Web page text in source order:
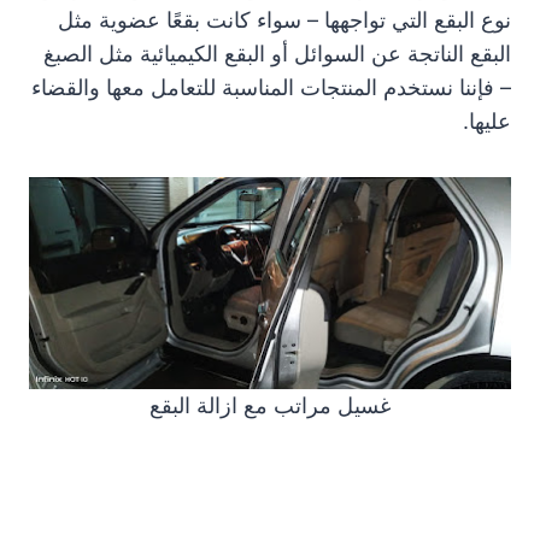
نوع البقع التي تواجهها – سواء كانت بقعًا عضوية مثل
البقع الناتجة عن السوائل أو البقع الكيميائية مثل الصبغ
– فإننا نستخدم المنتجات المناسبة للتعامل معها والقضاء
عليها.
غسيل مراتب مع ازالة البقع